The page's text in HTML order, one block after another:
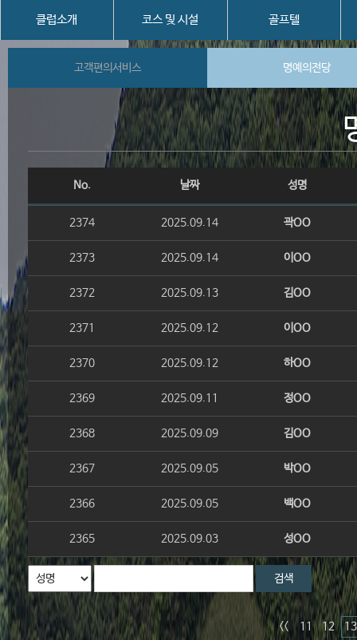
클럽소개 코스 및 시설 골프텔
고객편의서비스 명예의전당
No. 날짜 성명
2374 2025.09.14 곽OO
2373 2025.09.14 이OO
2372 2025.09.13 김OO
2371 2025.09.12 이OO
2370 2025.09.12 하OO
2369 2025.09.11 정OO
2368 2025.09.09 김OO
2367 2025.09.05 박OO
2366 2025.09.05 백OO
2365 2025.09.03 성OO
검색
<< 11 12 13